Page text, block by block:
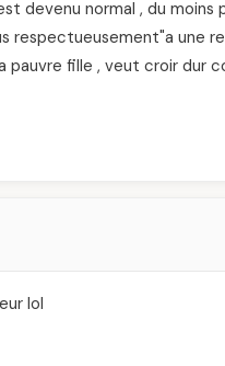
devenu normal , du moins
respectueusement"a une
pauvre fille , veut croir dur
lol